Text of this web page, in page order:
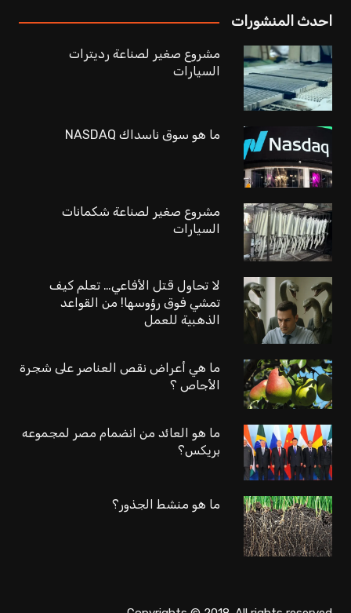
احدث المنشورات
مشروع صغير لصناعة رديترات
السيارات
ما هو سوق ناسداك NASDAQ
مشروع صغير لصناعة شكمانات
السيارات
لا تحاول قتل الأفاعي… تعلم كيف
تمشي فوق رؤوسها! من القواعد
الذهبية للعمل
ما هي أعراض نقص العناصر على شجرة
الأجاص ؟
ما هو العائد من انضمام مصر لمجموعه
بريكس؟
ما هو منشط الجذور؟